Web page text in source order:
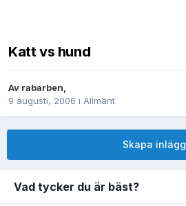
Katt vs hund
Av rabarben,
9 augusti, 2006 i Allmänt
Skapa inlägg
Vad tycker du är bäst?